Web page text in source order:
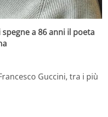
a 86 anni il poeta
Guccini, tra i più